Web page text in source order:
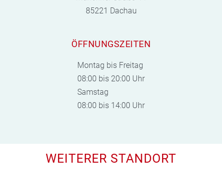
85221 Dachau
ÖFFNUNGSZEITEN
Montag bis Freitag
08:00 bis 20:00 Uhr
Samstag
08:00 bis 14:00 Uhr
WEITERER STANDORT